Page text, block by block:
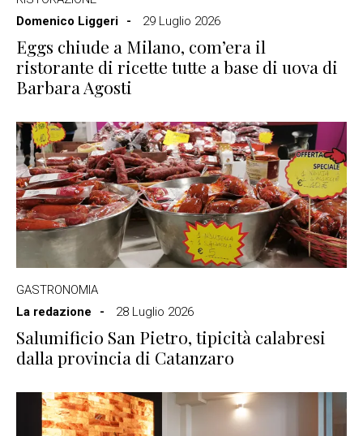
Domenico Liggeri
29 Luglio 2026
Eggs chiude a Milano, com’era il
ristorante di ricette tutte a base di uova di
Barbara Agosti
GASTRONOMIA
La redazione
28 Luglio 2026
Salumificio San Pietro, tipicità calabresi
dalla provincia di Catanzaro